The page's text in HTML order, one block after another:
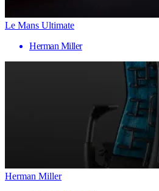
Le Mans Ultimate
Herman Miller
Herman Miller